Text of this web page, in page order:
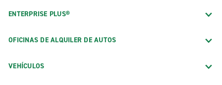
ENTERPRISE PLUS®
OFICINAS DE ALQUILER DE AUTOS
VEHÍCULOS